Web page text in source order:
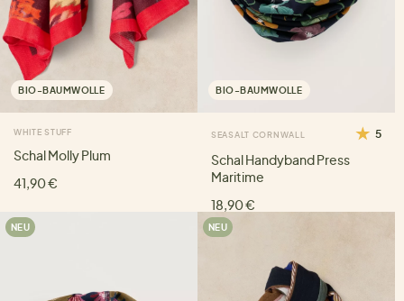
BIO-BAUMWOLLE
WHITE STUFF
Schal Molly Plum
41,90 €
BIO-BAUMWOLLE
SEASALT CORNWALL 5
Schal Handyband Press
Maritime
18,90 €
NEU NEU